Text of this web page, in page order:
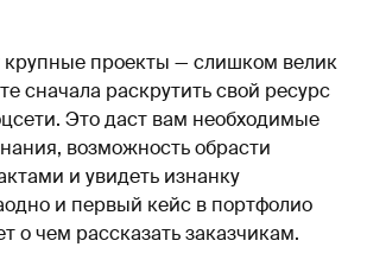
крупные проекты — слишком велик
сначала раскрутить свой ресурс
Это даст вам необходимые
возможность обрасти
и увидеть изнанку
и первый кейс в портфолио
о чем рассказать заказчикам.